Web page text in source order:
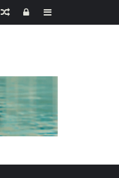
Sidebar
Log
Random